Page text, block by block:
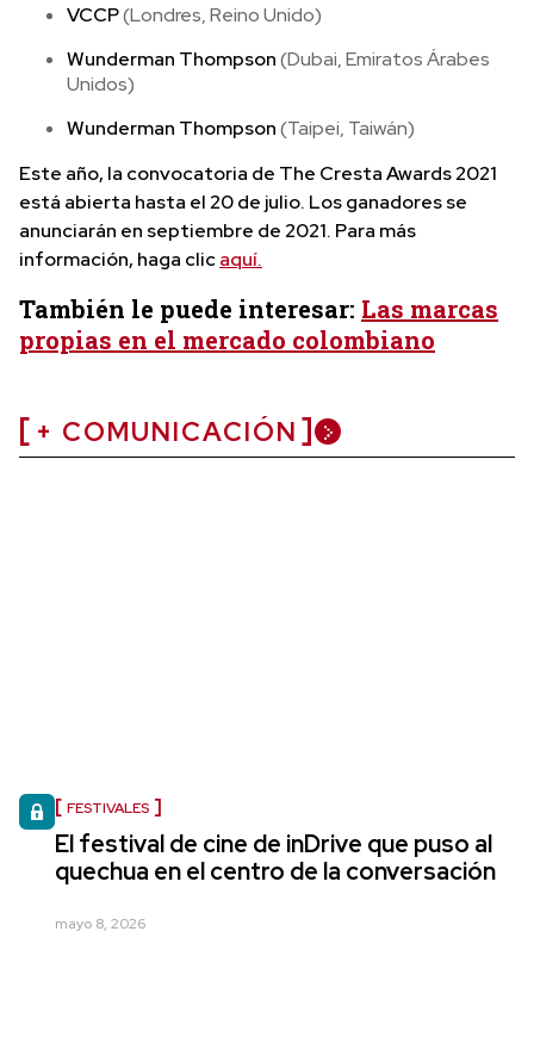
VCCP(Londres, Reino Unido)
Wunderman Thompson(Dubai, Emiratos Árabes
Unidos)
Wunderman Thompson(Taipei, Taiwán)
Este año, la convocatoria de The Cresta Awards 2021
está abierta hasta el 20 de julio. Los ganadores se
anunciarán en septiembre de 2021. Para más
información, haga clicaquí.
También le puede interesar: Las marcas
propias en el mercado colombiano
+ COMUNICACIÓN
FESTIVALES
El festival de cine de inDrive que puso al
quechua en el centro de la conversación
mayo 8, 2026